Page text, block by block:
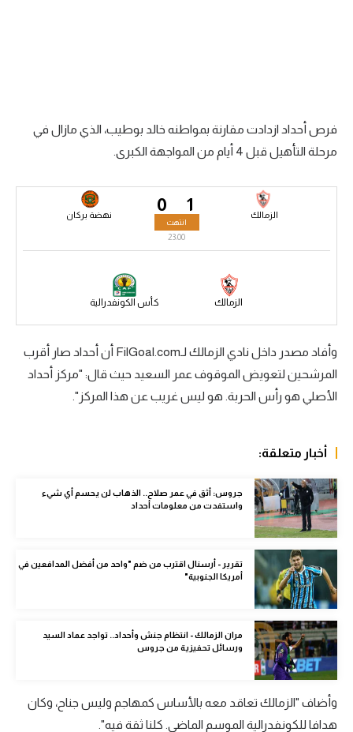
سعودي في الجول
كرة السلة الأمريكية
كرة سلة
كرة طائرة
الوطن العربي
في المونديال
رياضة نسائية
آسيا
ركن الألعاب
أقسام خاصة
Gamers
فرص أحداد ازدادت مقارنة بمواطنه خالد بوطيب، الذي مازال في
مرحلة التأهيل قبل 4 أيام من المواجهة الكبرى.
1 الزمالك 0 نهضة بركان
انتهت
23:00
الزمالك كأس الكونفدرالية
وأفاد مصدر داخل نادي الزمالك لـFilGoal.com أن أحداد صار أقرب
المرشحين لتعويض الموقوف عمر السعيد حيث قال: "مركز أحداد
الأصلي هو رأس الحربة. هو ليس غريب عن هذا المركز".
أخبار متعلقة:
جروس: أثق في عمر صلاح.. الذهاب لن يحسم أي شيء
واستفدت من معلومات أحداد
تقرير - أرسنال اقترب من ضم "واحد من أفضل المدافعين في
أمريكا الجنوبية"
مران الزمالك - انتظام جنش وأحداد.. تواجد عماد السيد
ورسائل تحفيزية من جروس
وأضاف "الزمالك تعاقد معه بالأساس كمهاجم وليس جناح، وكان
هدافا للكونفدرالية الموسم الماضي. كلنا ثقة فيه".